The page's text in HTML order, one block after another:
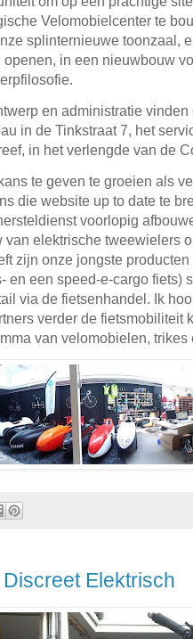
Velomobielcenter te
splinternieuwe toonzaal,
openen, in een nieuwbouw
en administratie
in de Tinkstraat 7, het
in het verlengde van de
te geven te groeien als
die website up to date te
voorlopig
van elektrische tweewielers
zijn onze jongste
en een speed-e-cargo fiets)
via de fietsenhandel. Ik
verder de fietsmobiliteit
van velomobielen,
Elektrisch